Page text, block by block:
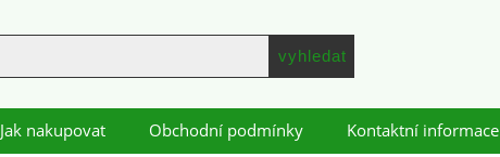
Jak nakupovat Obchodní podmínky Kontaktní informace